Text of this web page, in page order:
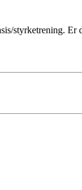
styrketrening. Er